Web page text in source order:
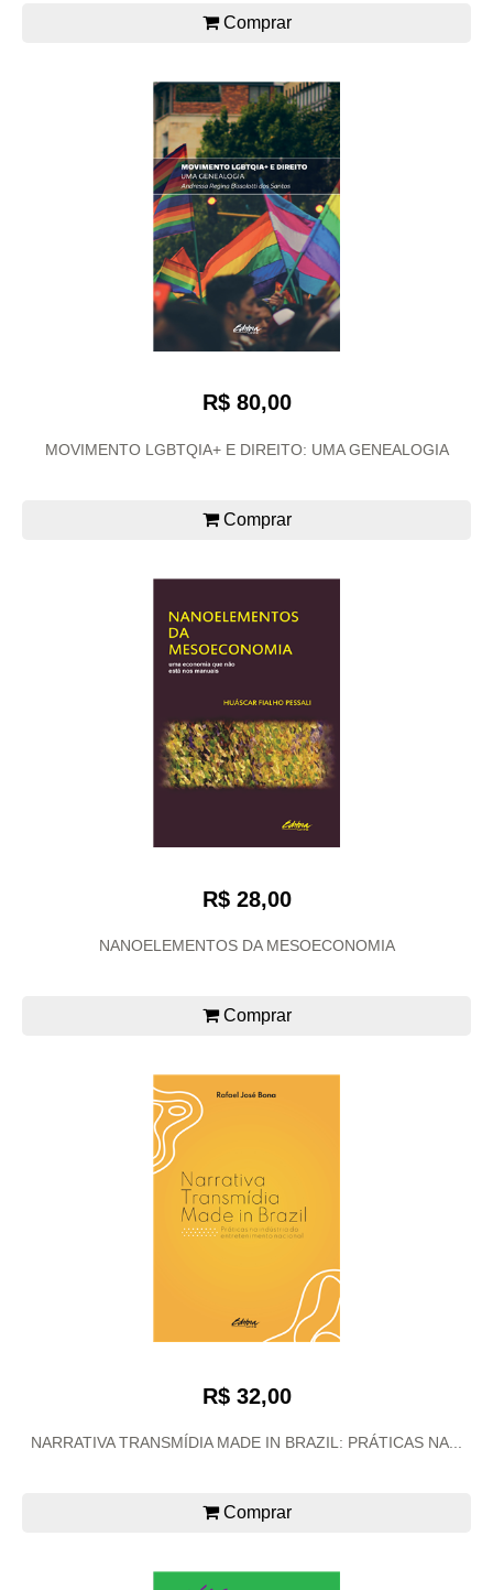
Comprar
R$ 80,00
MOVIMENTO LGBTQIA+ E DIREITO: UMA GENEALOGIA
Comprar
R$ 28,00
NANOELEMENTOS DA MESOECONOMIA
Comprar
R$ 32,00
NARRATIVA TRANSMÍDIA MADE IN BRAZIL: PRÁTICAS NA...
Comprar